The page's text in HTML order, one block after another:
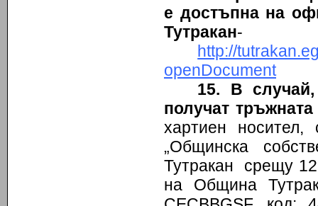
е достъпна на
Тутракан-
http://
openDocument
15. В
получат
хартиен
„Общинска
Тутракан срещу
на Община